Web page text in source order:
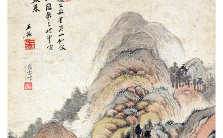
清
油
画
|
油
画
家
高
版